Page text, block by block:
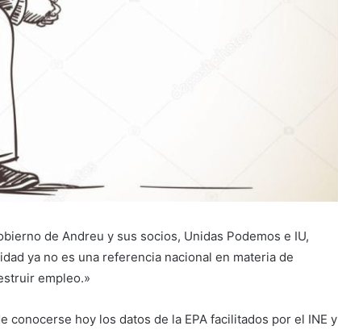
de Andreu y sus socios, Unidas Podemos e IU,
ya no es una referencia nacional en materia de
empleo.»
conocerse hoy los datos de la EPA facilitados por el INE y